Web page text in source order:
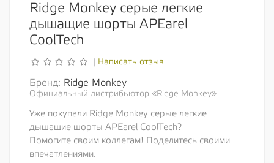
Ridge Monkey серые легкие
дышащие шорты APEarel
CoolTech
Написать отзыв
Бренд: Ridge Monkey
Официальный дистрибьютор «Ridge Monkey»
Уже покупали Ridge Monkey серые легкие
дышащие шорты APEarel CoolTech?
Помогите своим коллегам! Поделитесь своими
впечатлениями.